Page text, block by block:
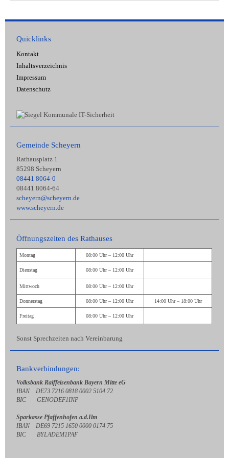
Quicklinks
Kontakt
Inhaltsverzeichnis
Impressum
Datenschutz
Gemeinde Scheyern
Rathausplatz 1
85298 Scheyern
08441 8064-0
08441 8064-64
scheyern@scheyern.de
www.scheyern.de
Öffnungszeiten des Rathauses
Montag 08:00 Uhr – 12:00 Uhr
Dienstag 08:00 Uhr – 12:00 Uhr
Mittwoch 08:00 Uhr – 12:00 Uhr
Donnerstag 08:00 Uhr – 12:00 Uhr 14:00 Uhr – 18:00 Uhr
Freitag 08:00 Uhr – 12:00 Uhr
Sonst Sprechzeiten nach Vereinbarung
Bankverbindungen:
Volksbank Raiffeisenbank Bayern Mitte eG
IBAN DE73 7216 0818 0002 5104 72
BIC GENODEF1INP
Sparkasse Pfaffenhofen a.d.Ilm
IBAN DE69 7215 1650 0000 0174 75
BIC BYLADEM1PAF